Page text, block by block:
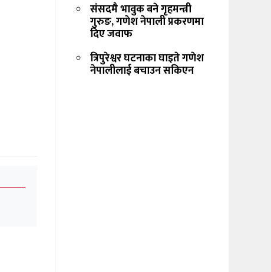
संसदमै भावुक बने गृहमन्त्री
गुरुङ, गणेश नेपाली प्रकरणमा
दिए जवाफ
त्रिपुरेश्वर घटनाका घाइते गणेश
नेपालीलाई बचाउन सकिएन